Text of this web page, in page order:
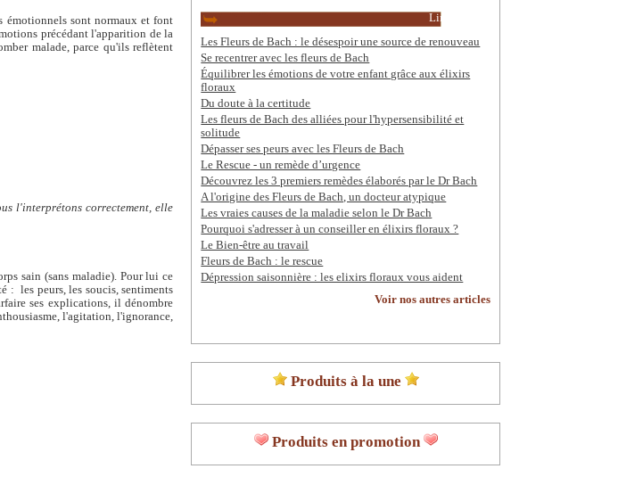
émotionnels sont normaux et font
précédant l'apparition de la
malade, parce qu'ils reflètent
l'interprétons correctement, elle
sain (sans maladie). Pour lui ce
: les peurs, les soucis, sentiments
ses explications, il dénombre
l'agitation, l'ignorance,
Lire la suite
Les Fleurs de Bach : le désespoir une source de renouveau
Se recentrer avec les fleurs de Bach
Équilibrer les émotions de votre enfant grâce aux élixirs
floraux
Du doute à la certitude
Les fleurs de Bach des alliées pour l'hypersensibilité et
solitude
Dépasser ses peurs avec les Fleurs de Bach
Le Rescue - un remède d’urgence
Découvrez les 3 premiers remèdes élaborés par le Dr Bach
A l'origine des Fleurs de Bach, un docteur atypique
Les vraies causes de la maladie selon le Dr Bach
Pourquoi s'adresser à un conseiller en élixirs floraux ?
Le Bien-être au travail
Fleurs de Bach : le rescue
Dépression saisonnière : les elixirs floraux vous aident
Voir nos autres articles
Produits à la une
Produits en promotion